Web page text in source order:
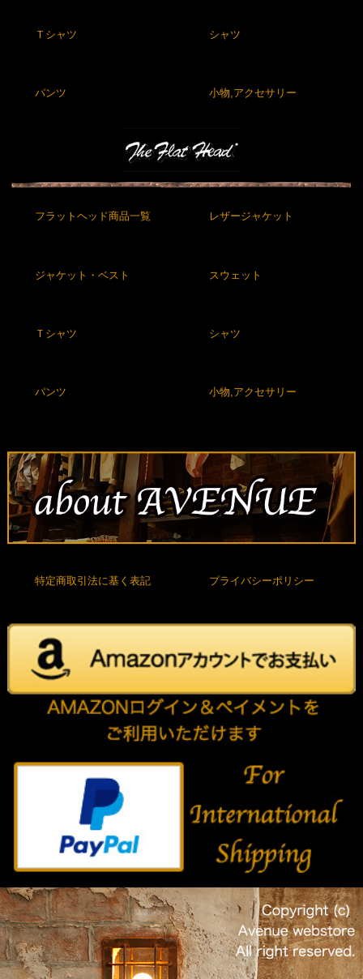
Ｔシャツ シャツ
パンツ 小物,アクセサリー
フラットヘッド商品一覧 レザージャケット
ジャケット・ベスト スウェット
Ｔシャツ シャツ
パンツ 小物,アクセサリー
特定商取引法に基く表記 プライバシーポリシー